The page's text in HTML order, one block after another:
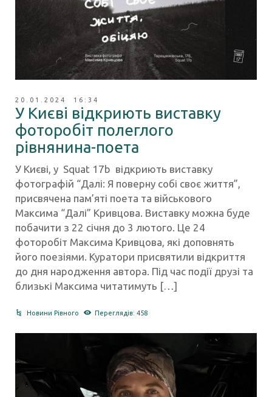
20.01.2024 16:34
У Києві відкриють виставку
фоторобіт полеглого
рівнянина-поета
У Києві, у Squat 17b відкриють виставку
фотографій “Далі: Я поверну собі своє життя”,
присвячена пам’яті поета та військового
Максима “Далі” Кривцова. Виставку можна буде
побачити з 22 січня до 3 лютого. Це 24
фоторобіт Максима Кривцова, які доповнять
його поезіями. Куратори присвятили відкриття
до дня народження автора. Під час події друзі та
близькі Максима читатимуть […]
Новини Рівного Переглядів: 458